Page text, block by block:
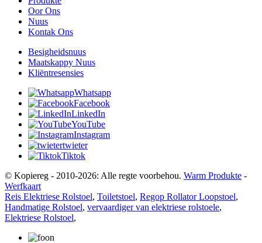
Oor Ons
Nuus
Kontak Ons
Besigheidsnuus
Maatskappy Nuus
Kliëntresensies
Whatsapp
Facebook
LinkedIn
YouTube
Instagram
twieter
Tiktok
© Kopiereg - 2010-2026: Alle regte voorbehou. Warm Produkte -
Werfkaart
Reis Elektriese Rolstoel, Toiletstoel, Regop Rollator Loopstoel,
Handmatige Rolstoel, vervaardiger van elektriese rolstoele,
Elektriese Rolstoel,